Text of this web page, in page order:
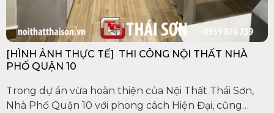
[HÌNH ẢNH THỰC TẾ] THI CÔNG NỘI THẤT NHÀ
PHỐ QUẬN 10
Trong dự án vừa hoàn thiện của Nội Thất Thái Sơn,
Nhà Phố Quận 10 với phong cách Hiện Đại, cũng